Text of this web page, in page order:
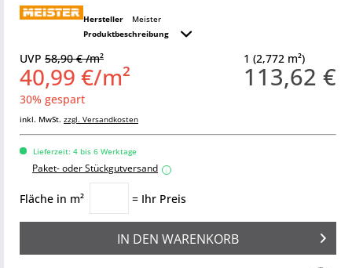
Hersteller
Meister
Produktbeschreibung
1 (2,772 m²)
113,62 €
UVP 58,90 € /m²
40,99 €/m²
30% gespart
inkl. MwSt. zzgl. Versandkosten
Lieferzeit: 4 bis 6 Werktage
Paket- oder Stückgutversand i
Fläche in m² = Ihr Preis
IN DEN WARENKORB